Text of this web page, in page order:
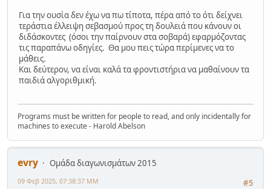
Για την ουσία δεν έχω να πω τίποτα, πέρα από το ότι δείχνει
τεράστια έλλειψη σεβασμού προς τη δουλειά που κάνουν οι
διδάσκοντες (όσοι την παίρνουν στα σοβαρά) εφαρμόζοντας
τις παραπάνω οδηγίες. Θα μου πεις τώρα περίμενες να το
μάθεις.
Και δεύτερον, να είναι καλά τα φροντιστήρια να μαθαίνουν τα
παιδιά αλγοριθμική.
Programs must be written for people to read, and only incidentally for
machines to execute - Harold Abelson
evry
Ομάδα διαγωνισμάτων 2015
#5
09 Φεβ 2025, 07:38:37 ΜΜ